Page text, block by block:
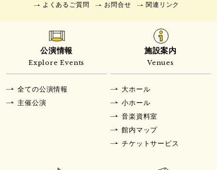
よくあるご質問 お問合せ 関連リンク
公演情報
Explore Events
全ての公演情報
主催公演
施設案内
Venues
大ホール
小ホール
音楽資料室
館内マップ
チケットサービス